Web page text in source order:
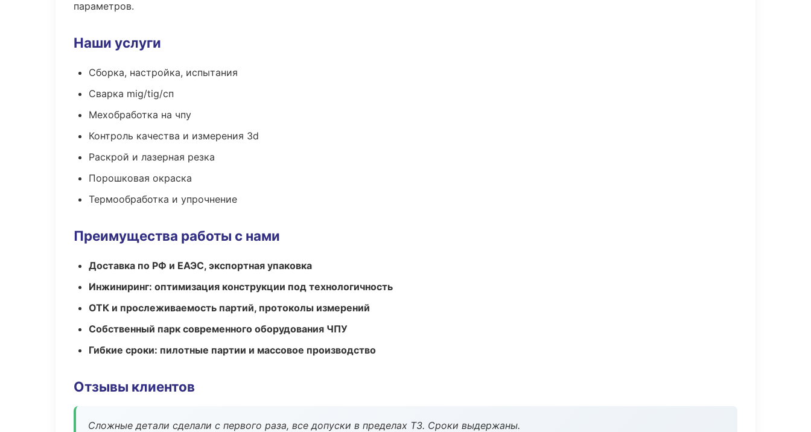
параметров.
Наши услуги
Сборка, настройка, испытания
Сварка mig/tig/сп
Мехобработка на чпу
Контроль качества и измерения 3d
Раскрой и лазерная резка
Порошковая окраска
Термообработка и упрочнение
Преимущества работы с нами
Доставка по РФ и ЕАЭС, экспортная упаковка
Инжиниринг: оптимизация конструкции под технологичность
ОТК и прослеживаемость партий, протоколы измерений
Собственный парк современного оборудования ЧПУ
Гибкие сроки: пилотные партии и массовое производство
Отзывы клиентов
Сложные детали сделали с первого раза, все допуски в пределах ТЗ. Сроки выдержаны.